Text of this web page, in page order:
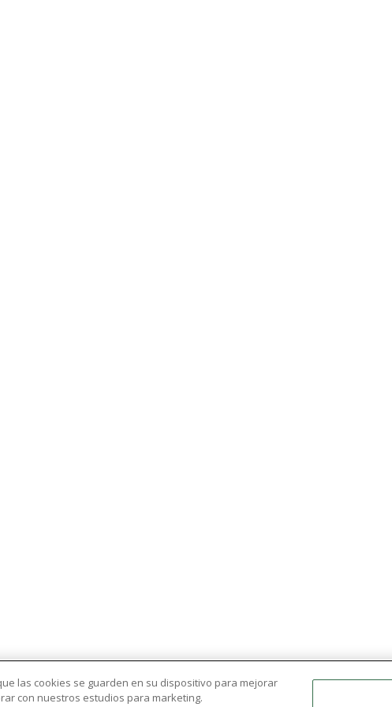
las cookies se guarden en su dispositivo para mejorar
con nuestros estudios para marketing.